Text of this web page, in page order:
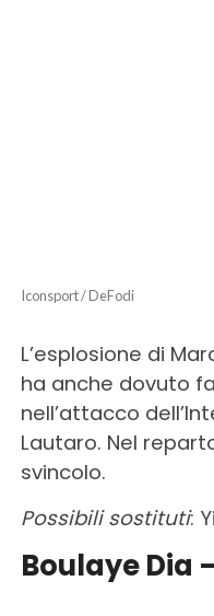
Iconsport / DeFodi
L’esplosione di
ha anche dovuto
nell’attacco
Lautaro. Nel
svincolo.
Possibili sostituti:
Boulaye Dia